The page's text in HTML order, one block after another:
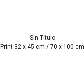
Sin Título
Print 32 x 45 cm / 70 x 100 cm